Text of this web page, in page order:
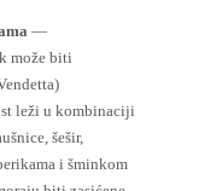
—
može biti
leži u kombinaciji
šešir,
i šminkom